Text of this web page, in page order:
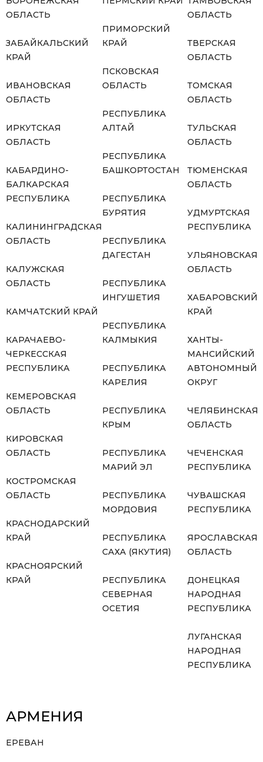
ОБЛАСТЬ
ЗАБАЙКАЛЬСКИЙ
КРАЙ
ИВАНОВСКАЯ
ОБЛАСТЬ
ИРКУТСКАЯ
ОБЛАСТЬ
КАБАРДИНО-
БАЛКАРСКАЯ
РЕСПУБЛИКА
КАЛИНИНГРАДСКАЯ
ОБЛАСТЬ
КАЛУЖСКАЯ
ОБЛАСТЬ
КАМЧАТСКИЙ КРАЙ
КАРАЧАЕВО-
ЧЕРКЕССКАЯ
РЕСПУБЛИКА
КЕМЕРОВСКАЯ
ОБЛАСТЬ
КИРОВСКАЯ
ОБЛАСТЬ
КОСТРОМСКАЯ
ОБЛАСТЬ
КРАСНОДАРСКИЙ
КРАЙ
КРАСНОЯРСКИЙ
КРАЙ
ПРИМОРСКИЙ
КРАЙ
ПСКОВСКАЯ
ОБЛАСТЬ
РЕСПУБЛИКА
АЛТАЙ
РЕСПУБЛИКА
БАШКОРТОСТАН
РЕСПУБЛИКА
БУРЯТИЯ
РЕСПУБЛИКА
ДАГЕСТАН
РЕСПУБЛИКА
ИНГУШЕТИЯ
РЕСПУБЛИКА
КАЛМЫКИЯ
РЕСПУБЛИКА
КАРЕЛИЯ
РЕСПУБЛИКА
КРЫМ
РЕСПУБЛИКА
МАРИЙ ЭЛ
РЕСПУБЛИКА
МОРДОВИЯ
РЕСПУБЛИКА
САХА (ЯКУТИЯ)
РЕСПУБЛИКА
СЕВЕРНАЯ
ОСЕТИЯ
ОБЛАСТЬ
ТВЕРСКАЯ
ОБЛАСТЬ
ТОМСКАЯ
ОБЛАСТЬ
ТУЛЬСКАЯ
ОБЛАСТЬ
ТЮМЕНСКАЯ
ОБЛАСТЬ
УДМУРТСКАЯ
РЕСПУБЛИКА
УЛЬЯНОВСКАЯ
ОБЛАСТЬ
ХАБАРОВСКИЙ
КРАЙ
ХАНТЫ-
МАНСИЙСКИЙ
АВТОНОМНЫЙ
ОКРУГ
ЧЕЛЯБИНСКАЯ
ОБЛАСТЬ
ЧЕЧЕНСКАЯ
РЕСПУБЛИКА
ЧУВАШСКАЯ
РЕСПУБЛИКА
ЯРОСЛАВСКАЯ
ОБЛАСТЬ
ДОНЕЦКАЯ
НАРОДНАЯ
РЕСПУБЛИКА
ЛУГАНСКАЯ
НАРОДНАЯ
РЕСПУБЛИКА
АРМЕНИЯ
ЕРЕВАН